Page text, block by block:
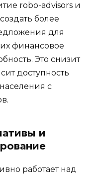
robo-advisors и
более
для
финансовое
Это снизит
доступность
с
и
работает над